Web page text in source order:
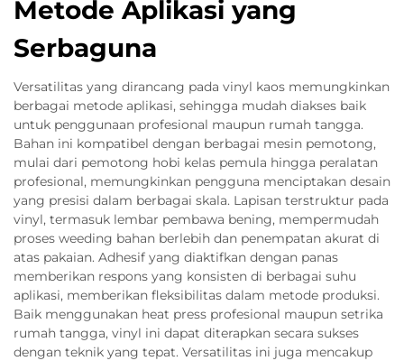
Metode Aplikasi yang
Serbaguna
Versatilitas yang dirancang pada vinyl kaos memungkinkan
berbagai metode aplikasi, sehingga mudah diakses baik
untuk penggunaan profesional maupun rumah tangga.
Bahan ini kompatibel dengan berbagai mesin pemotong,
mulai dari pemotong hobi kelas pemula hingga peralatan
profesional, memungkinkan pengguna menciptakan desain
yang presisi dalam berbagai skala. Lapisan terstruktur pada
vinyl, termasuk lembar pembawa bening, mempermudah
proses weeding bahan berlebih dan penempatan akurat di
atas pakaian. Adhesif yang diaktifkan dengan panas
memberikan respons yang konsisten di berbagai suhu
aplikasi, memberikan fleksibilitas dalam metode produksi.
Baik menggunakan heat press profesional maupun setrika
rumah tangga, vinyl ini dapat diterapkan secara sukses
dengan teknik yang tepat. Versatilitas ini juga mencakup